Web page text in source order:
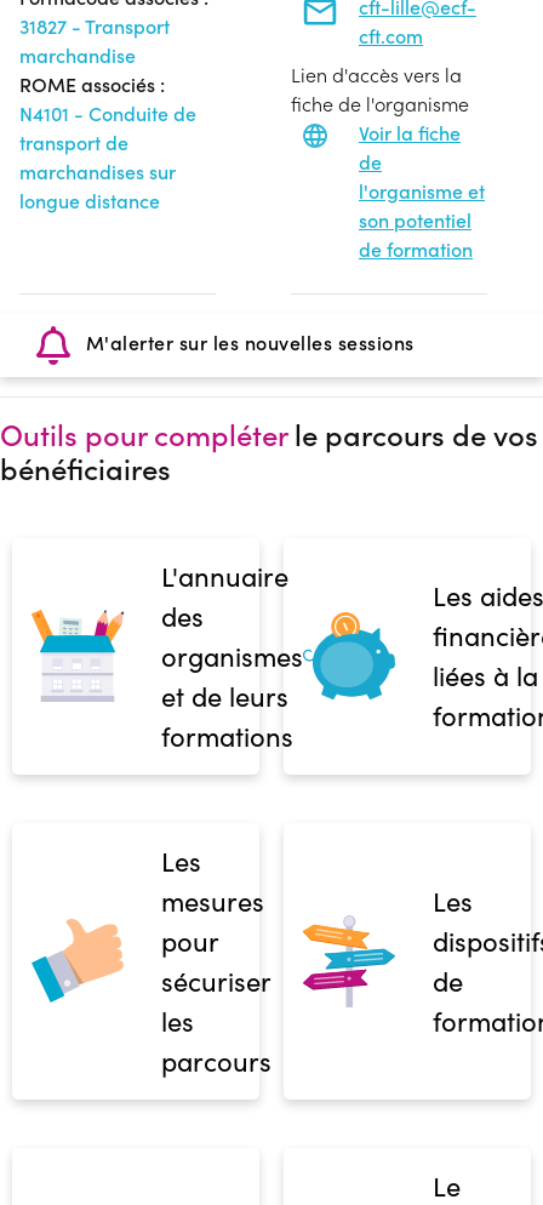
31827 - Transport
marchandise
ROME associés :
N4101 - Conduite de
transport de
marchandises sur
longue distance
cft-lille@ecf-
cft.com
Lien d'accès vers la
fiche de l'organisme
Voir la fiche
de
l'organisme et
son potentiel
de formation
M'alerter sur les nouvelles sessions
Outils pour compléterle parcours de vos
bénéficiaires
L'annuaire
des
organismes
et de leurs
formations
Les aides
liées à la
Les
mesures
pour
sécuriser
les
parcours
Les
de
Le